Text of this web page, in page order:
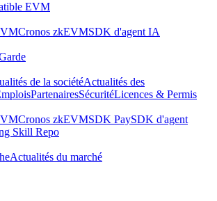
EVM
Cronos zkEVMSDK d'agent IA
de la sociétéActualités des
PartenairesSécuritéLicences & Permis
Cronos zkEVMSDK PaySDK d'agent
Skill Repo
Actualités du marché